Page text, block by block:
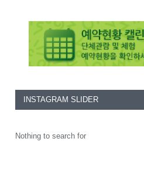
INSTAGRAM SLIDER
Nothing to search for